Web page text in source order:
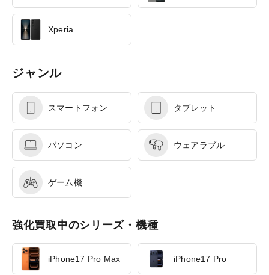
Xperia
ジャンル
スマートフォン タブレット
パソコン ウェアラブル
ゲーム機
強化買取中のシリーズ・機種
iPhone17 Pro Max iPhone17 Pro